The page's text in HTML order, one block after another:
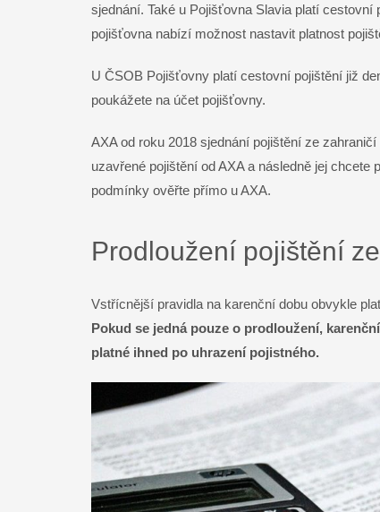
sjednání. Také u Pojišťovna Slavia platí
pojišťovna nabízí možnost nastavit platnost
U ČSOB Pojišťovny platí cestovní pojištění již
poukážete na účet pojišťovny.
AXA od roku 2018 sjednání pojištění ze
uzavřené pojištění od AXA a následně jej
podmínky ověřte přímo u AXA.
Prodloužení pojištění
Vstřícnější pravidla na karenční dobu obvykle
Pokud se jedná pouze o prodloužení,
platné ihned po uhrazení pojistného.